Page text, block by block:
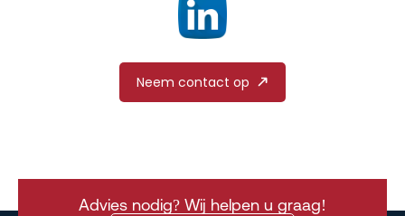
Neem contact op
Advies nodig? Wij helpen u graag!